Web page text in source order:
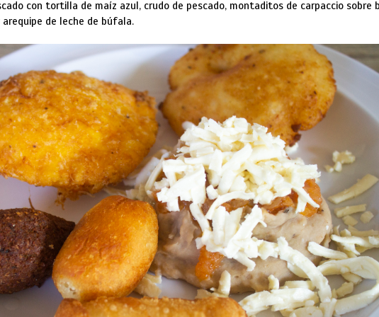
con tortilla de maíz azul, crudo de pescado, montaditos de carpaccio sobre
de leche de búfala.